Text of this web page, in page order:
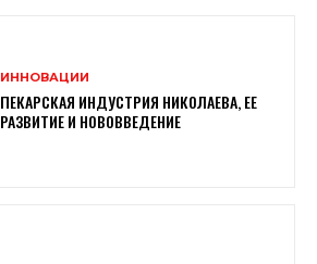
ИННОВАЦИИ
ПЕКАРСКАЯ ИНДУСТРИЯ НИКОЛАЕВА, ЕЕ
РАЗВИТИЕ И НОВОВВЕДЕНИЕ